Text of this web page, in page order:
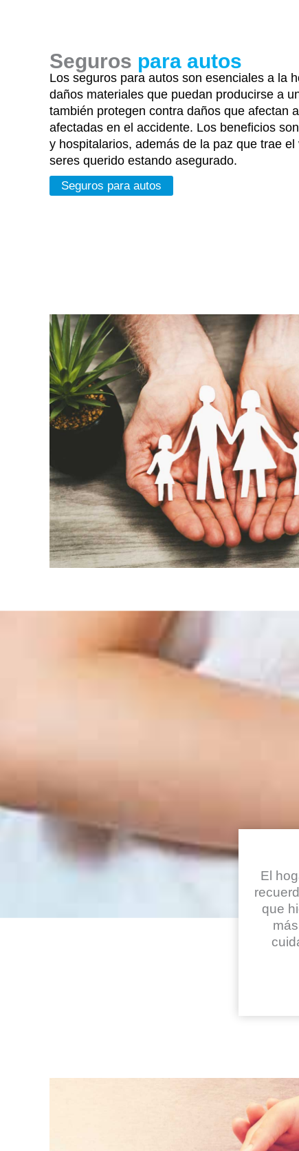
Seguros para autos
Los seguros para autos son esenciales a la
daños materiales que puedan producirse a
también protegen contra daños que afectan
afectadas en el accidente. Los beneficios
y hospitalarios, además de la paz que trae
seres querido estando asegurado.
Seguros para autos
El
que